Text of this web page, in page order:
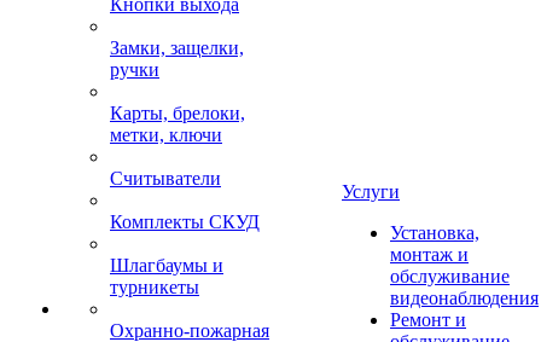
Кнопки выхода
Замки, защелки,
ручки
Карты, брелоки,
метки, ключи
Считыватели
Комплекты СКУД
Шлагбаумы и
турникеты
Охранно-пожарная
Услуги
Установка,
монтаж и
обслуживание
видеонаблюдения
Ремонт и